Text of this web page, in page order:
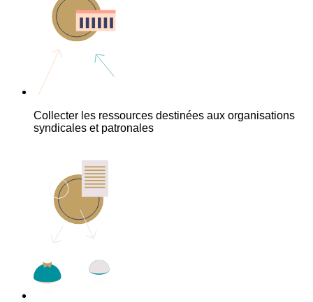
Collecter les ressources destinées aux organisations
syndicales et patronales